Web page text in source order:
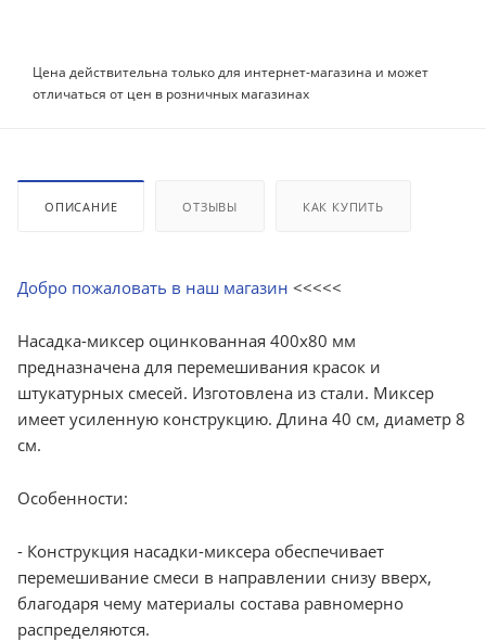
Цена действительна только для интернет-магазина и может
отличаться от цен в розничных магазинах
ОПИСАНИЕ ОТЗЫВЫ КАК КУПИТЬ
Добро пожаловать в наш магазин <<<<<
Насадка-миксер оцинкованная 400х80 мм
предназначена для перемешивания красок и
штукатурных смесей. Изготовлена из стали. Миксер
имеет усиленную конструкцию. Длина 40 см, диаметр 8
см.
Особенности:
- Конструкция насадки-миксера обеспечивает
перемешивание смеси в направлении снизу вверх,
благодаря чему материалы состава равномерно
распределяются.